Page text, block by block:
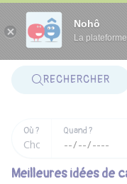
Nohô
La
RECHERCHER
Où ? Quand ?
Meilleures idées de
Panneau de gestion des